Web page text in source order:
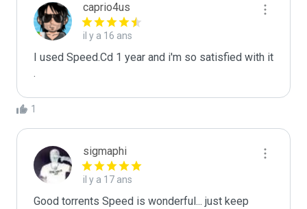
caprio4us
il y a 16 ans
I used Speed.Cd 1 year and i'm so satisfied with it
.
1
sigmaphi
il y a 17 ans
Good torrents Speed is wonderful... just keep